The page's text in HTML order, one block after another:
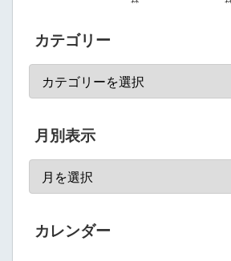
カテゴリー
月別表示
カレンダー